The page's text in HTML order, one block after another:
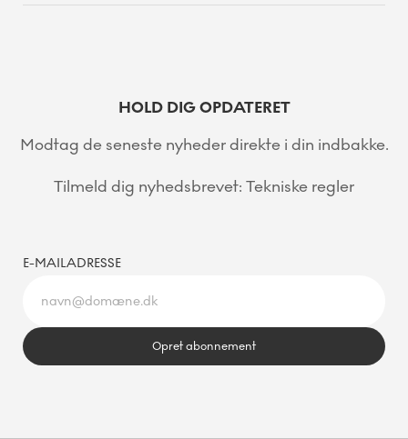
HOLD DIG OPDATERET
Modtag de seneste nyheder direkte i din indbakke.
Tilmeld dig nyhedsbrevet: Tekniske regler
E-MAILADRESSE
Opret abonnement